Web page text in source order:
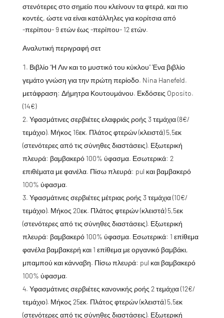
στενότερες στο σημείο που κλείνουν τα φτερά, και πιο
κοντές, ώστε να είναι κατάλληλες για κορίτσια από
-περίπου- 9 ετών έως -περίπου- 12 ετών.
Αναλυτική περιγραφή σετ
Βιβλίο “Η Λιν και το μυστικό του κύκλου” Ένα βιβλίο
γεμάτο γνώση για την πρώτη περίοδο. Nina Hanefeld.
μετάφραση: Δήμητρα Κουτουμάνου. Εκδόσεις Oposito.
(14€)
Υφασμάτινες σερβιέτες ελαφριάς ροής 3 τεμάχια (8€/
τεμάχιο). Μήκος 16εκ. Πλάτος φτερών (κλειστά) 5,5εκ
(στενότερες από τις σύνηθες διαστάσεις). Εξωτερική
πλευρά: βαμβακερό 100% ύφασμα. Εσωτερικά: 2
επιθέματα με φανέλα. Πίσω πλευρά: pul και βαμβακερό
100% ύφασμα.
Υφασμάτινες σερβιέτες μέτριας ροής 3 τεμάχια (10€/
τεμάχιο). Μήκος 20εκ. Πλάτος φτερών (κλειστά) 5,5εκ
(στενότερες από τις σύνηθες διαστάσεις). Εξωτερική
πλευρά: βαμβακερό 100% ύφασμα. Εσωτερικά: 1 επίθεμα
φανέλα βαμβακερή και 1 επίθεμα με οργανικό βαμβάκι,
μπαμπού και κάνναβη. Πίσω πλευρά: pul και βαμβακερό
100% ύφασμα.
Υφασμάτινες σερβιέτες κανονικής ροής 2 τεμάχια (12€/
τεμάχιο). Μήκος 25εκ. Πλάτος φτερών (κλειστά) 5,5εκ
(στενότερες από τις σύνηθες διαστάσεις). Εξωτερική